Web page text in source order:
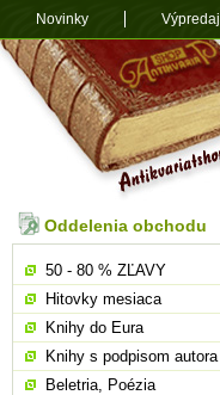
Oddelenia obchodu
50 - 80 % ZĽAVY
Hitovky mesiaca
Knihy do Eura
Knihy s podpisom autora
Beletria, Poézia
Novinky Výpredaj